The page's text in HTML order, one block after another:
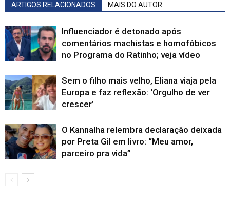
ARTIGOS RELACIONADOS MAIS DO AUTOR
Influenciador é detonado após
comentários machistas e homofóbicos
no Programa do Ratinho; veja vídeo
Sem o filho mais velho, Eliana viaja pela
Europa e faz reflexão: ‘Orgulho de ver
crescer’
O Kannalha relembra declaração deixada
por Preta Gil em livro: “Meu amor,
parceiro pra vida”